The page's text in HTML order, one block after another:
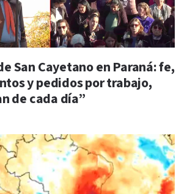
San Cayetano en Paraná: fe,
y pedidos por trabajo,
de cada día”